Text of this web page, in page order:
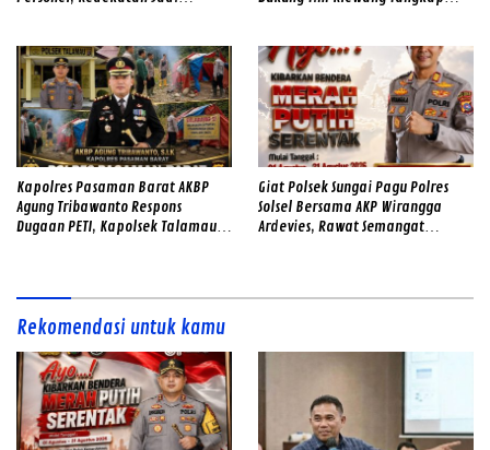
Kapolres Pasaman Barat AKBP
Agung Tribawanto Respons
Dugaan PETI, Kapolsek Talamau
Giat Polsek Sungai Pagu Polres
Solsel Bersama AKP Wirangga
Ardevies, Rawat Semangat
Rekomendasi untuk kamu